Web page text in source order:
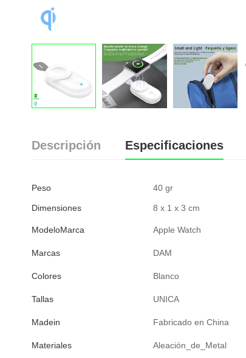
Descripción Especificaciones
Peso 40 gr
Dimensiones 8 x 1 x 3 cm
ModeloMarca Apple Watch
Marcas DAM
Colores Blanco
Tallas UNICA
Madein Fabricado en China
Materiales Aleación_de_Metal